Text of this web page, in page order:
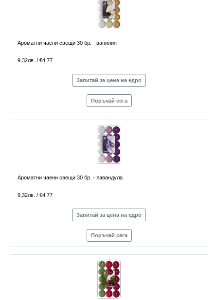
Ароматни чаени свещи 30 бр. - ванилия
9,32лв. / €4.77
Запитай за цена на едро
Поръчай сега
Ароматни чаени свещи 30 бр. - лавандула
9,32лв. / €4.77
Запитай за цена на едро
Поръчай сега